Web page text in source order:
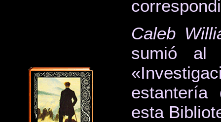
Caleb
sumió al
estantería
esta